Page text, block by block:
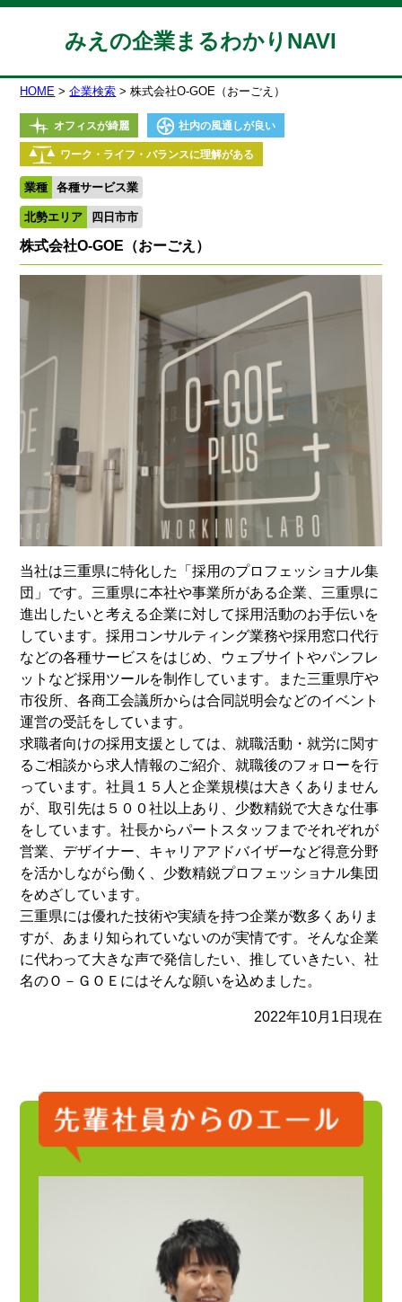
みえの企業まるわかりNAVI
HOME 企業検索 株式会社O-GOE（おーごえ）
オフィスが綺麗 社内の風通しが良い
ワーク・ライフ・バランスに理解がある
業種 各種サービス業
北勢エリア 四日市市
株式会社O-GOE（おーごえ）
当社は三重県に特化した「採用のプロフェッショナル集
団」です。三重県に本社や事業所がある企業、三重県に
進出したいと考える企業に対して採用活動のお手伝いを
しています。採用コンサルティング業務や採用窓口代行
などの各種サービスをはじめ、ウェブサイトやパンフレ
ットなど採用ツールを制作しています。また三重県庁や
市役所、各商工会議所からは合同説明会などのイベント
運営の受託をしています。
求職者向けの採用支援としては、就職活動・就労に関す
るご相談から求人情報のご紹介、就職後のフォローを行
っています。社員１５人と企業規模は大きくありません
が、取引先は５００社以上あり、少数精鋭で大きな仕事
をしています。社長からパートスタッフまでそれぞれが
営業、デザイナー、キャリアアドバイザーなど得意分野
を活かしながら働く、少数精鋭プロフェッショナル集団
をめざしています。
三重県には優れた技術や実績を持つ企業が数多くありま
すが、あまり知られていないのが実情です。そんな企業
に代わって大きな声で発信したい、推していきたい、社
名のＯ－ＧＯＥにはそんな願いを込めました。
2022年10月1日現在